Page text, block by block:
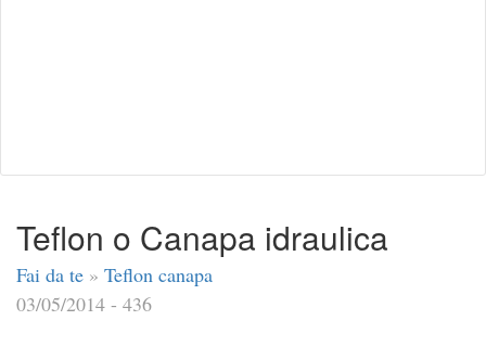
Teflon o Canapa idraulica
Fai da te » Teflon canapa
03/05/2014 - 436